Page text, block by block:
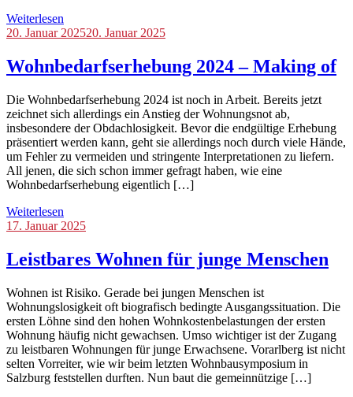
Weiterlesen
Blog
20. Januar 202520. Januar 2025
Wohnbedarfserhebung 2024 – Making of
Die Wohnbedarfserhebung 2024 ist noch in Arbeit. Bereits jetzt
zeichnet sich allerdings ein Anstieg der Wohnungsnot ab,
insbesondere der Obdachlosigkeit. Bevor die endgültige Erhebung
präsentiert werden kann, geht sie allerdings noch durch viele Hände,
um Fehler zu vermeiden und stringente Interpretationen zu liefern.
All jenen, die sich schon immer gefragt haben, wie eine
Wohnbedarfserhebung eigentlich […]
Weiterlesen
Blog
17. Januar 2025
Leistbares Wohnen für junge Menschen
Wohnen ist Risiko. Gerade bei jungen Menschen ist
Wohnungslosigkeit oft biografisch bedingte Ausgangssituation. Die
ersten Löhne sind den hohen Wohnkostenbelastungen der ersten
Wohnung häufig nicht gewachsen. Umso wichtiger ist der Zugang
zu leistbaren Wohnungen für junge Erwachsene. Vorarlberg ist nicht
selten Vorreiter, wie wir beim letzten Wohnbausymposium in
Salzburg feststellen durften. Nun baut die gemeinnützige […]